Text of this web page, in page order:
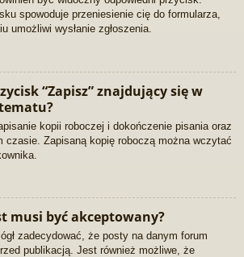
spowoduje przeniesienie cię do formularza,
umożliwi wysłanie zgłoszenia.
“Zapisz” znajdujący się w
kopii roboczej i dokończenie pisania oraz
czasie. Zapisaną kopię roboczą można wczytać
musi być akceptowany?
zadecydować, że posty na danym forum
publikacją. Jest również możliwe, że